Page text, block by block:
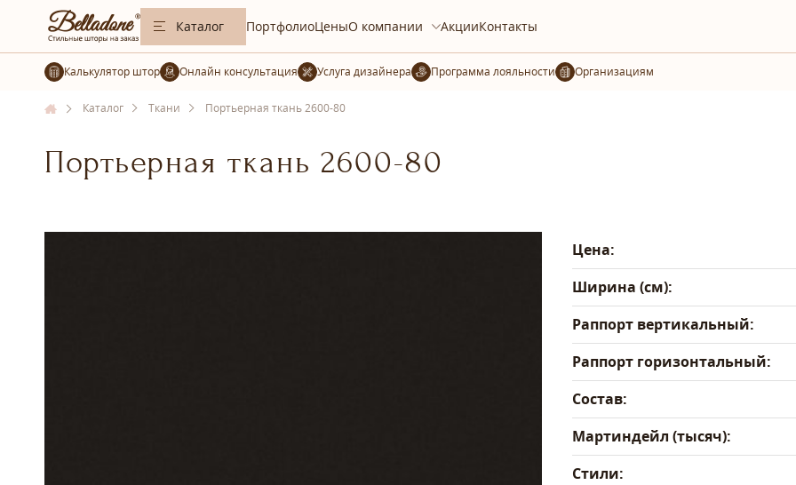
Каталог ПортфолиоЦеныО компании АкцииКонтакты
Калькулятор штор Услуга дизайнера Организациям
Каталог Ткани Портьерная ткань 2600-80
Портьерная ткань 2600-80
Цена:
Ширина (см):
Раппорт вертикальный:
Раппорт горизонтальный:
Состав:
Мартиндейл (тысяч):
Стили: